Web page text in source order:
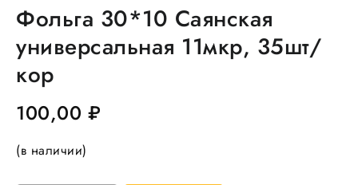
Фольга 30*10 Саянская
универсальная 11мкр, 35шт/
кор
100,00 ₽
(в наличии)